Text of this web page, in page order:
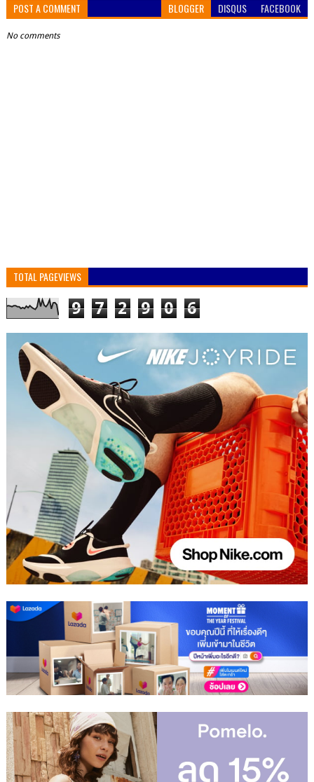
POST A COMMENT BLOGGER DISQUS FACEBOOK
No comments
TOTAL PAGEVIEWS
9 7 2 9 0 6